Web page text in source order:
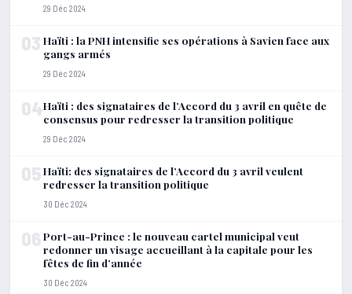
29 Déc 2024
03 Haïti : la PNH intensifie ses opérations à Savien face aux
gangs armés
29 Déc 2024
04Haïti : des signataires de l’Accord du 3 avril en quête de
consensus pour redresser la transition politique
29 Déc 2024
05Haïti: des signataires de l’Accord du 3 avril veulent
redresser la transition politique
30 Déc 2024
06Port-au-Prince : le nouveau cartel municipal veut
redonner un visage accueillant à la capitale pour les
fêtes de fin d’année
30 Déc 2024